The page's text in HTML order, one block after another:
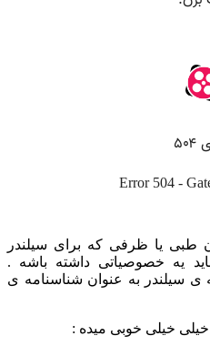
طبی یا ظرفی که برای سیلندر
یه خصوصیاتی داشته باشه .
سیلندر به عنوان شناسنامه ی
خیلی خوبی میده :